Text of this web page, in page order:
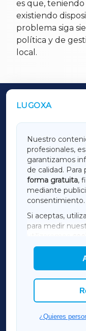
es que,
existiendo
problema siga
política y de
local.
LUGOXA
Nuestro
profesionales,
garantizamos
de calidad.
forma gratuita,
mediante
consentimiento.
Si aceptas,
para medir
utilizaremos
mostrar
Asimismo,
las cookies
¿Quieres
OUTROS